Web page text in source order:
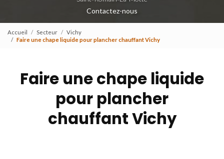
Contactez-nous
Accueil Secteur
Vichy
Faire une chape liquide pour plancher chauffant Vichy
Faire une chape liquide
pour plancher
chauffant Vichy